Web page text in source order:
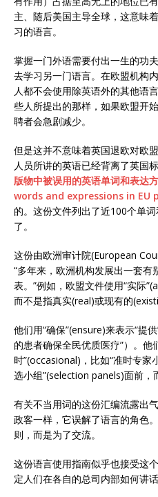
主、随后美国主导全球，这意味
习的语言。
掌握一门外语需要付出一生的功
去学习另一门语言。在欧盟机构
人都不会使用除英语外的其他语
些人所提出的那样，如果欧盟开
聘者会急剧减少。
但是这并不意味着英国退欧对欧
人员所讲的英语已经背离了英国
版物中被误用的英语单词和表达
words and expressions in EU
的。这份文件列出了近100个单
了。
这份由欧洲审计院(European
“多年来，欧洲机构发展出一套
表。”例如，欧盟文件使用“实际
而不是指真实(real)或现有的
他们用“确保”(ensure)来表示“提
的患者确保全民优质医疗”）。他
时”(occasional)，比如“准时专家
选小组”(selection panels)面前，
有关不当用词的这份汇编流露出
政客一样，它误解了语言的角色
则，而是为了交流。
这份语言使用指南似乎也接受这
定人们在各自的总司内部如何讲话